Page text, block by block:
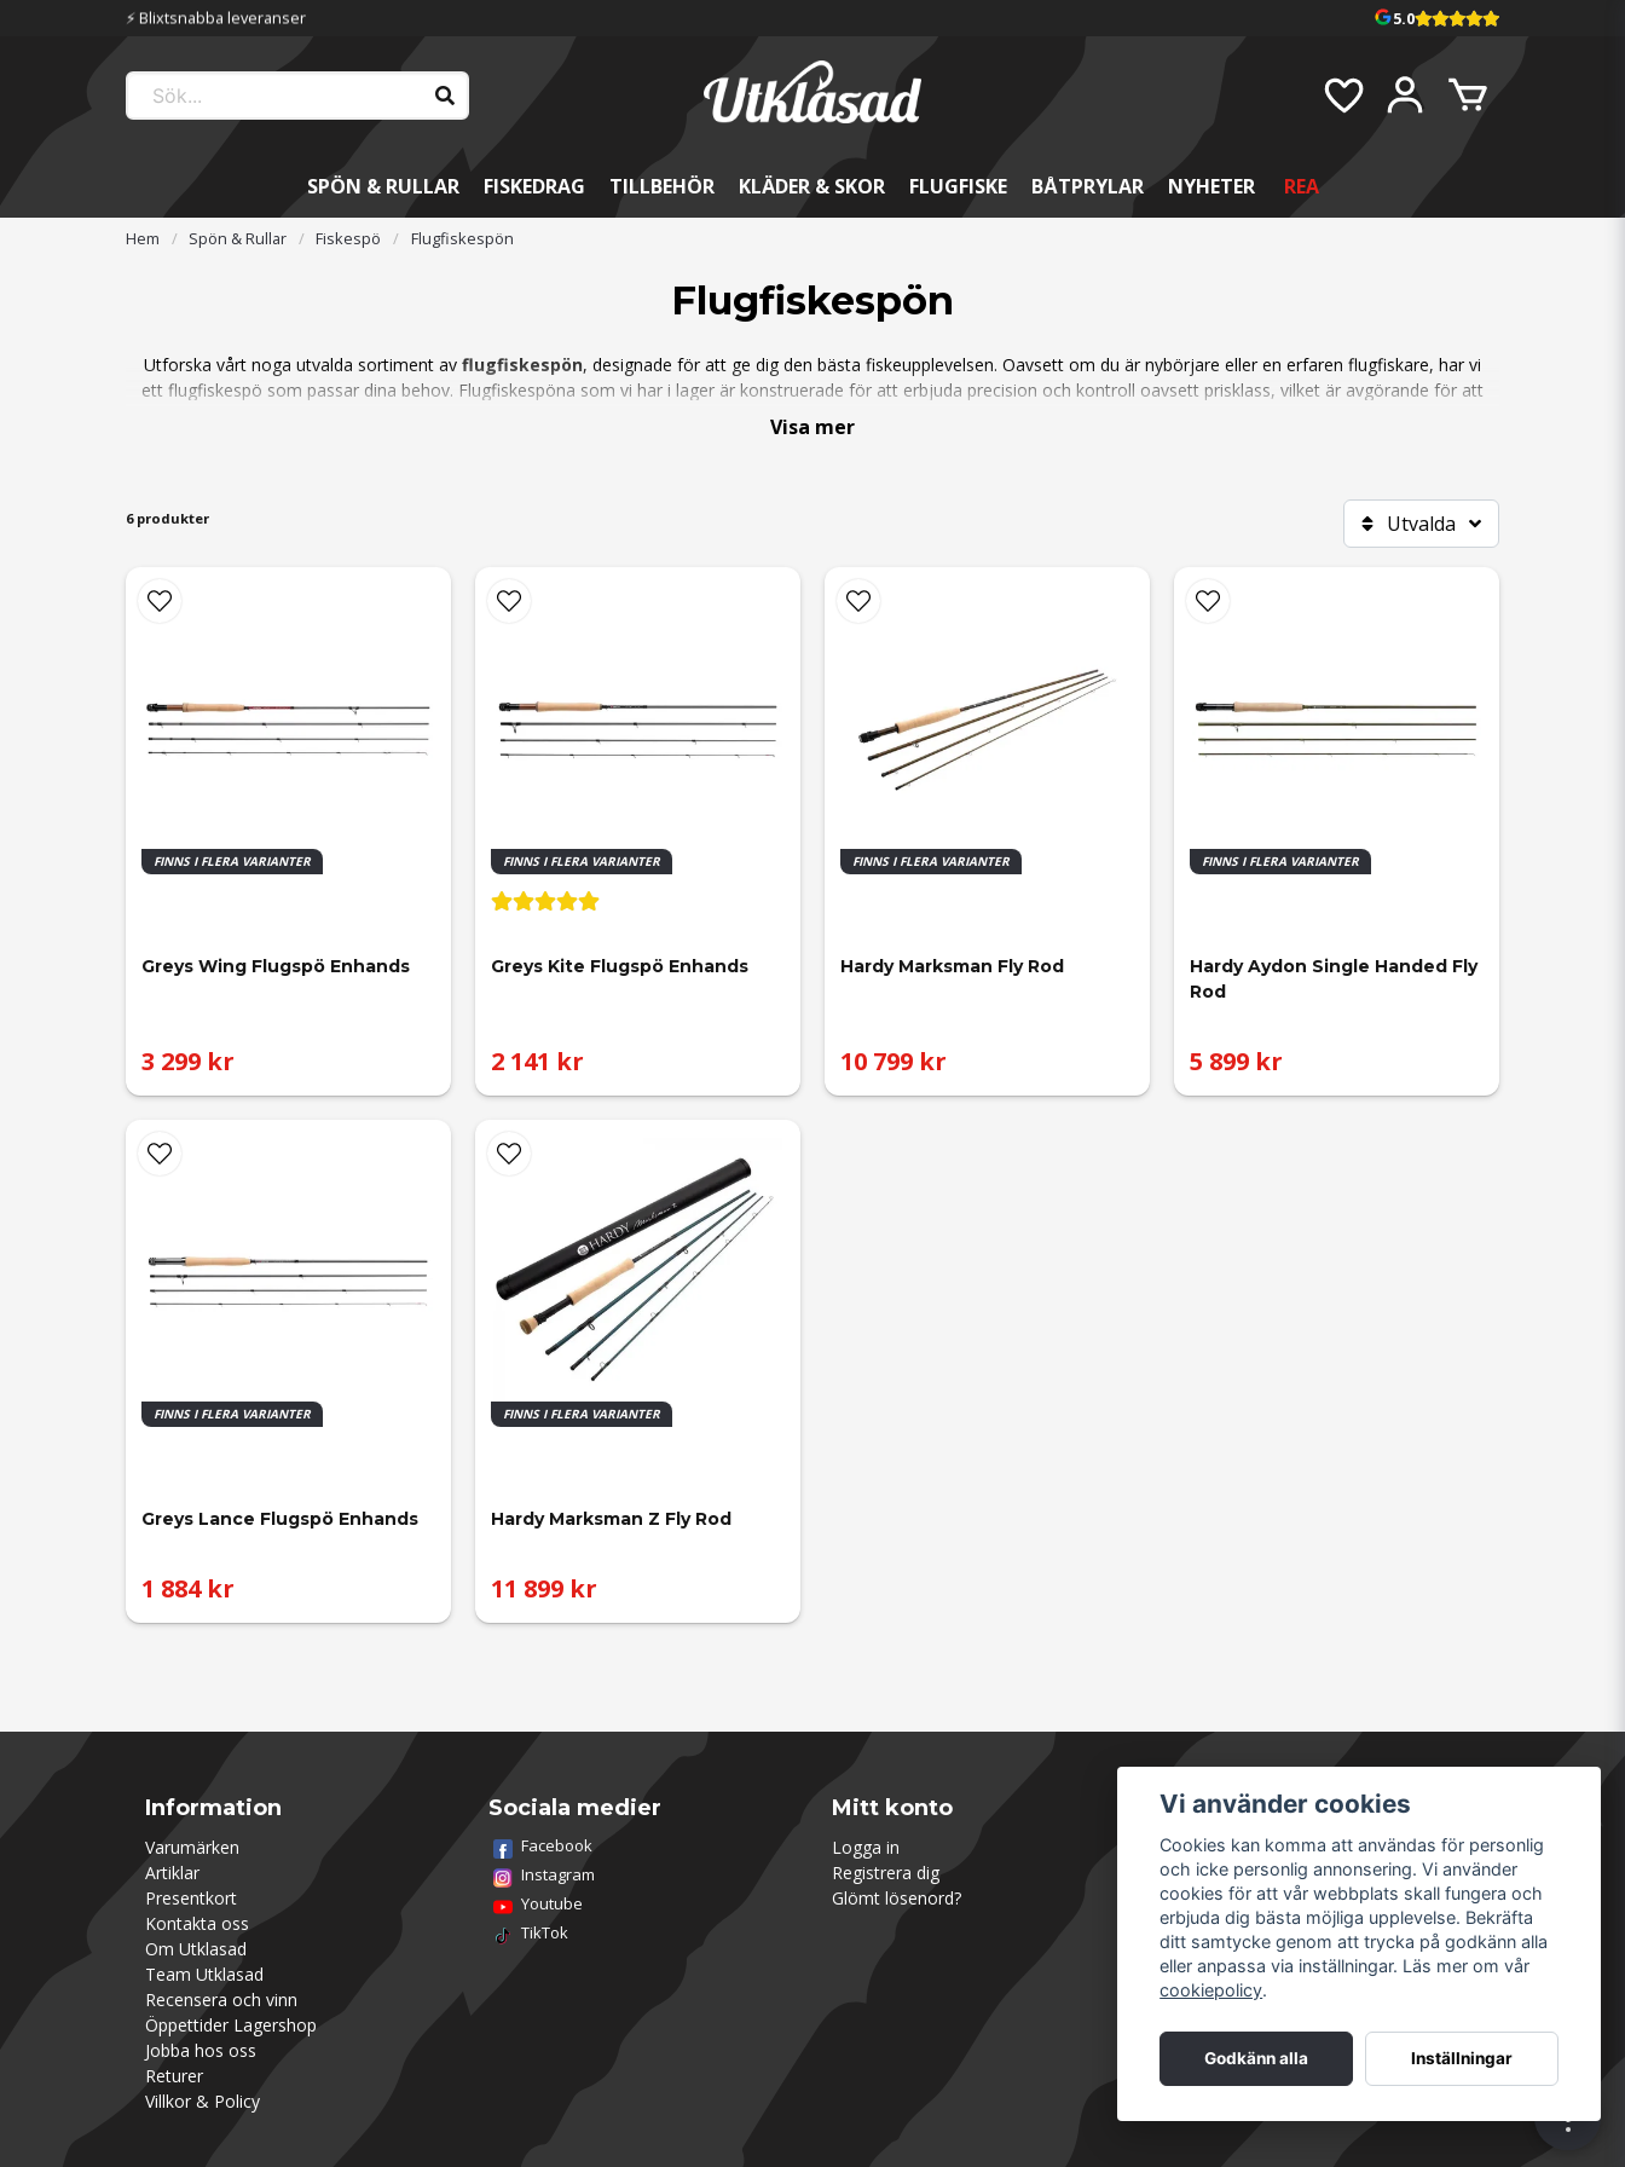
⚡️ Blixtsnabba leveranser 5.0
SPÖN & RULLAR FISKEDRAG TILLBEHÖR KLÄDER & SKOR FLUGFISKE BÅTPRYLAR NYHETER REA
Hem Spön & Rullar Fiskespö Flugfiskespön
Flugfiskespön
Utforska vårt noga utvalda sortiment av flugfiskespön, designade för att ge dig den bästa fiskeupplevelsen. Oavsett om du är nybörjare eller en erfaren flugfiskare, har vi
ett flugfiskespö som passar dina behov. Flugfiskespöna som vi har i lager är konstruerade för att erbjuda precision och kontroll oavsett prisklass, vilket är avgörande för att
bemästra flugfiske.
Visa mer
6 produkter Utvalda
FINNS I FLERA VARIANTER
Greys Wing Flugspö Enhands
3 299 kr
FINNS I FLERA VARIANTER
Greys Kite Flugspö Enhands
2 141 kr
FINNS I FLERA VARIANTER
Hardy Marksman Fly Rod
10 799 kr
FINNS I FLERA VARIANTER
Hardy Aydon Single Handed Fly
Rod
5 899 kr
FINNS I FLERA VARIANTER
Greys Lance Flugspö Enhands
1 884 kr
FINNS I FLERA VARIANTER
Hardy Marksman Z Fly Rod
11 899 kr
Information
Varumärken
Artiklar
Presentkort
Kontakta oss
Om Utklasad
Team Utklasad
Recensera och vinn
Öppettider Lagershop
Jobba hos oss
Returer
Villkor & Policy
Sociala medier
Facebook
Instagram
Youtube
TikTok
Mitt konto
Logga in
Registrera dig
Glömt lösenord?
Säkra betalningar
Vi använder cookies
Cookies kan komma att användas för personlig
och icke personlig annonsering. Vi använder
cookies för att vår webbplats skall fungera och
erbjuda dig bästa möjliga upplevelse. Bekräfta
ditt samtycke genom att trycka på godkänn alla
eller anpassa via inställningar. Läs mer om vår
cookiepolicy.
Godkänn alla Inställningar